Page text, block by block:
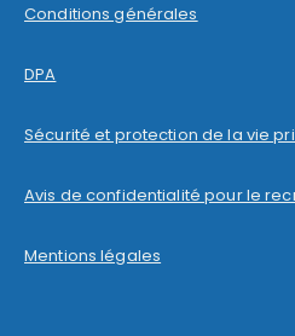
Conditions générales
DPA
Sécurité et protection de la vie
Avis de confidentialité pour le
Mentions légales